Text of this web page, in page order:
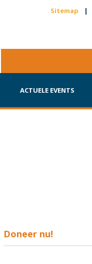
Sitemap |
ACTUELE EVENTS
Doneer nu!